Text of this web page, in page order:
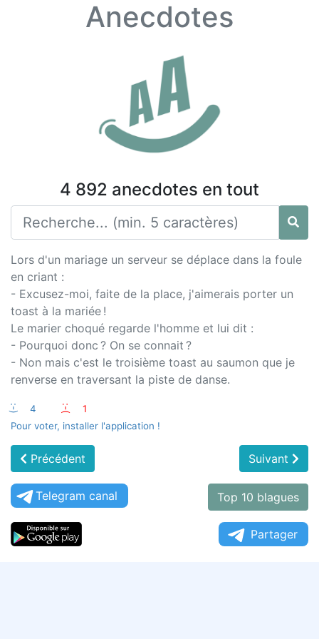
Anecdotes
4 892 anecdotes en tout
Lors d'un mariage un serveur se déplace dans la foule
en criant :
- Excusez-moi, faite de la place, j'aimerais porter un
toast à la mariée !
Le marier choqué regarde l'homme et lui dit :
- Pourquoi donc ? On se connait ?
- Non mais c'est le troisième toast au saumon que je
renverse en traversant la piste de danse.
:-) 4 :-(
1
Pour voter, installer l'application !
Précédent Suivant
Telegram canal Top 10 blagues
Partager